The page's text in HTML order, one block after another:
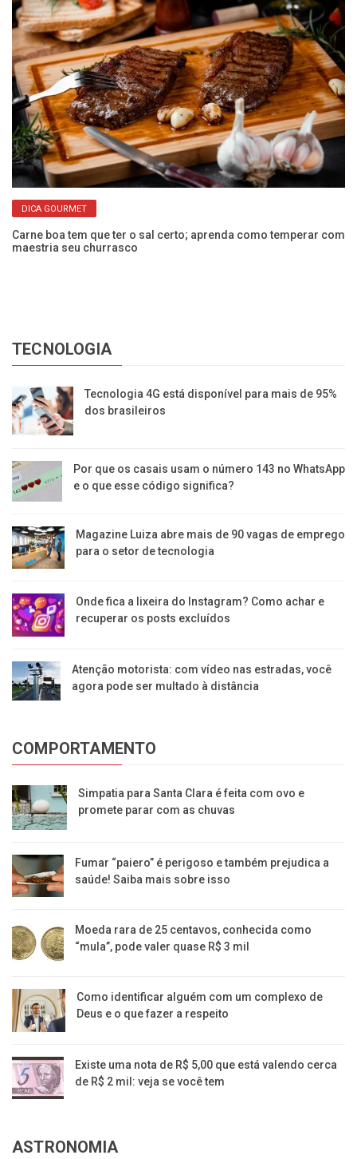
DICA GOURMET
Carne boa tem que ter o sal certo; aprenda como temperar com
maestria seu churrasco
TECNOLOGIA
Tecnologia 4G está disponível para mais de 95%
dos brasileiros
Por que os casais usam o número 143 no WhatsApp
e o que esse código significa?
Magazine Luiza abre mais de 90 vagas de emprego
para o setor de tecnologia
Onde fica a lixeira do Instagram? Como achar e
recuperar os posts excluídos
Atenção motorista: com vídeo nas estradas, você
agora pode ser multado à distância
COMPORTAMENTO
Simpatia para Santa Clara é feita com ovo e
promete parar com as chuvas
Fumar “paiero” é perigoso e também prejudica a
saúde! Saiba mais sobre isso
Moeda rara de 25 centavos, conhecida como
“mula”, pode valer quase R$ 3 mil
Como identificar alguém com um complexo de
Deus e o que fazer a respeito
Existe uma nota de R$ 5,00 que está valendo cerca
de R$ 2 mil: veja se você tem
ASTRONOMIA